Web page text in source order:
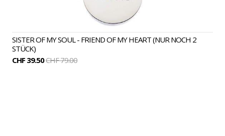
SISTER OF MY SOUL - FRIEND OF MY HEART (NUR NOCH 2
STÜCK)
CHF 39.50CHF 79.00